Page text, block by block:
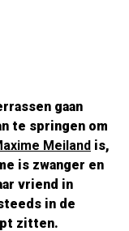
gaan
te springen om
Meiland is,
is zwanger en
vriend in
in de
zitten.